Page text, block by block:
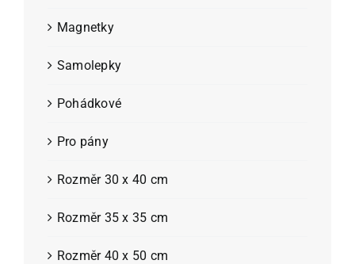
Magnetky
Samolepky
Pohádkové
Pro pány
Rozměr 30 x 40 cm
Rozměr 35 x 35 cm
Rozměr 40 x 50 cm